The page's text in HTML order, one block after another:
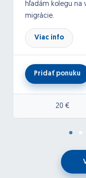
hľadám kolegu na
migrácie.
cena: 20€/hodina
Migráciu by ste
paušálne 35€,
Viac info
Pridať ponuku
20 €